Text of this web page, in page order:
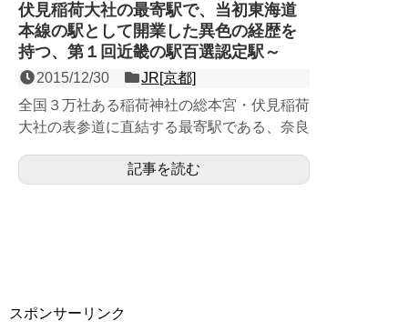
伏見稲荷大社の最寄駅で、当初東海道
本線の駅として開業した異色の経歴を
持つ、第１回近畿の駅百選認定駅～
2015/12/30
JR[京都]
全国３万社ある稲荷神社の総本宮・伏見稲荷
大社の表参道に直結する最寄駅である、奈良
の駅百選認定駅。18...記事を読む
スポンサーリンク